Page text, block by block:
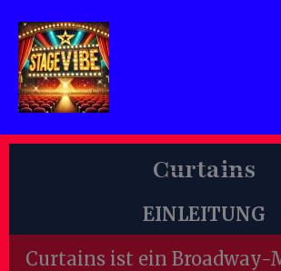
Inhalt
springen
Curtains
EINLEITUNG
Curtains ist ein Broadway-